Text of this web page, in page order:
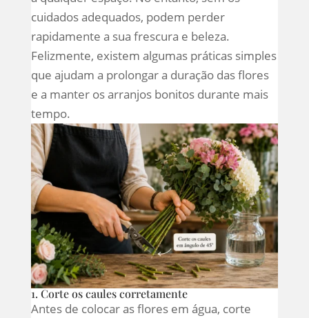
cuidados adequados, podem perder
rapidamente a sua frescura e beleza.
Felizmente, existem algumas práticas simples
que ajudam a prolongar a duração das flores
e a manter os arranjos bonitos durante mais
tempo.
1. Corte os caules corretamente
Antes de colocar as flores em água, corte